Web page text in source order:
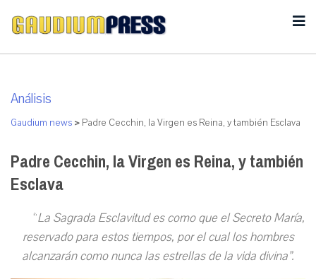
Análisis
Gaudium news > Padre Cecchin, la Virgen es Reina, y también Esclava
Padre Cecchin, la Virgen es Reina, y también
Esclava
“La Sagrada Esclavitud es como que el Secreto María,
reservado para estos tiempos, por el cual los hombres
alcanzarán como nunca las estrellas de la vida divina”.